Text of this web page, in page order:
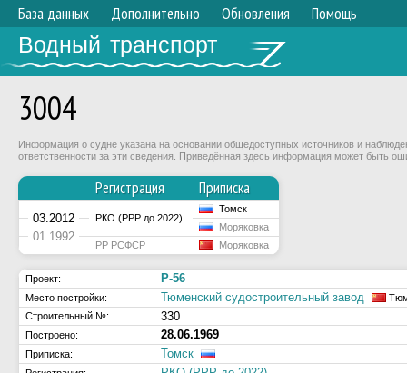
База данных Дополнительно Обновления Помощь
Водный транспорт
3004
Информация о судне указана на основании общедоступных источников и
ответственности за эти сведения. Приведённая здесь информация может быть
Регистрация Приписка
03.2012 РКО (РРР до 2022)
Томск
01.1992
Моряковка
РР РСФСР
Моряковка
Проект: Р-56
Место постройки: Тюменский судостроительный завод
Строительный №:
330
Построено: 28.06.1969
Приписка: Томск